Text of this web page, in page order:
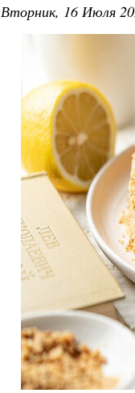
Вторник, 16 Июля